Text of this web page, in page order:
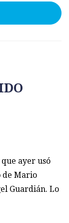
ayer usó
de Mario
Guardián. Lo